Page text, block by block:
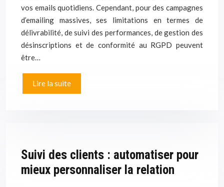
vos emails quotidiens. Cependant, pour des campagnes
d’emailing massives, ses limitations en termes de
délivrabilité, de suivi des performances, de gestion des
désinscriptions et de conformité au RGPD peuvent
être…
Lire la suite
Suivi des clients : automatiser pour
mieux personnaliser la relation